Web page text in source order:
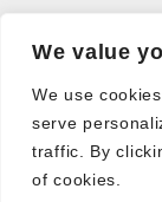
We value
We use
serve
traffic. By
of cookies.